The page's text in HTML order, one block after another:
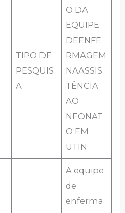
TIPO DE
PESQUIS
A
O DA
EQUIPE
DEENFE
RMAGEM
NAASSIS
TÊNCIA
AO
NEONAT
O EM
UTIN
A equipe
de
enferma